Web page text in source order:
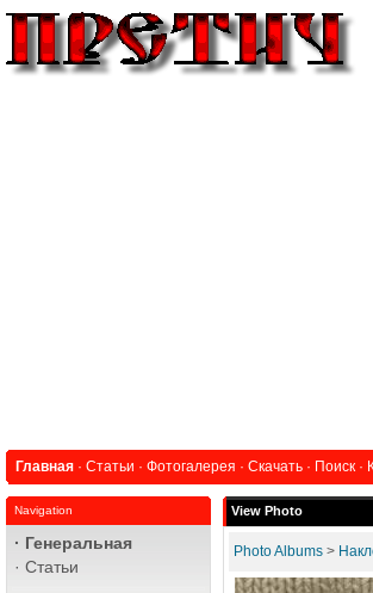
Главная · Статьи · Фотогалерея · Скачать · Поиск ·
Navigation
· Генеральная
· Статьи
View Photo
Photo Albums >